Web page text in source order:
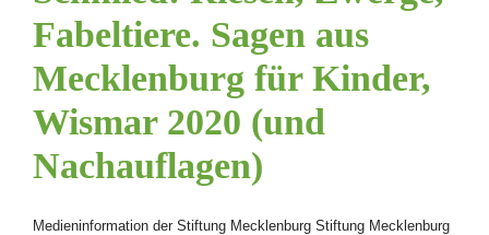
Fabeltiere. Sagen aus
Mecklenburg für Kinder,
Wismar 2020 (und
Nachauflagen)
Medieninformation der Stiftung Mecklenburg Stiftung Mecklenburg